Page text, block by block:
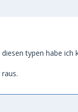
typen habe ich